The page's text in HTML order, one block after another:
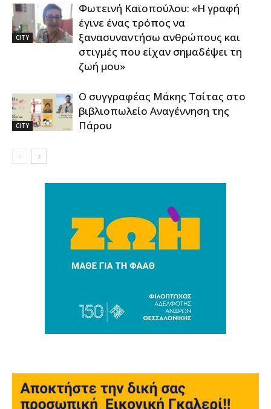
CITY
Φωτεινή Καϊοπούλου: «Η γραφή
έγινε ένας τρόπος να
ξανασυναντήσω ανθρώπους και
στιγμές που είχαν σημαδέψει τη
ζωή μου»
CITY
Ο συγγραφέας Μάκης Τσίτας στο
βιβλιοπωλείο Αναγέννηση της
Πάρου